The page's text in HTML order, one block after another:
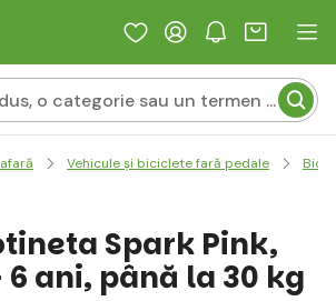
Vehicule și biciclete fară pedale
Spark Pink,
ani, până la 30 kg